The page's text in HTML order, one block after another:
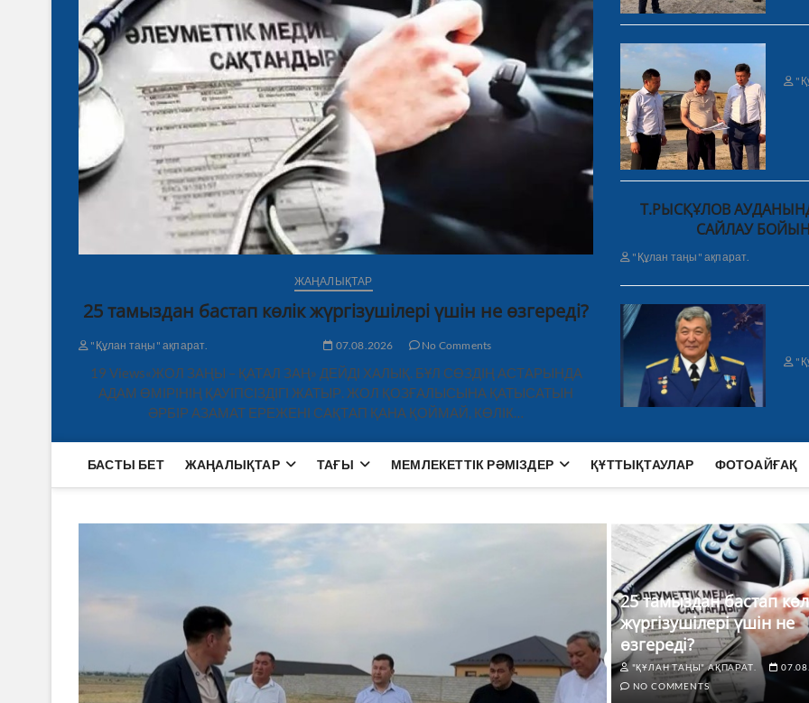
ЖАҢАЛЫҚТАР
25 тамыздан бастап көлік жүргізушілері үшін не өзгереді?
"Құлан таңы" ақпарат. 07.08.2026 No Comments
19 Views«ЖОЛ ЗАҢЫ – ҚАТАЛ ЗАҢ» ДЕЙДІ ХАЛЫҚ. БҰЛ СӨЗДІҢ АСТАРЫНДА
АДАМ ӨМІРІНІҢ ҚАУІПСІЗДІГІ ЖАТЫР. ЖОЛ ҚОЗҒАЛЫСЫНА ҚАТЫСАТЫН
ӘРБІР АЗАМАТ ЕРЕЖЕНІ САҚТАП ҚАНА ҚОЙМАЙ, КӨЛІК…
Т.РЫСҚҰЛОВ
САЙЛАУ
"Құлан таңы" ақпарат.
БАСТЫ БЕТ ЖАҢАЛЫҚТАР ТАҒЫ МЕМЛЕКЕТТІК РӘМІЗДЕР ҚҰТТЫҚТАУЛАР ФОТОАЙҒАҚ
25 тамыздан бастап
жүргізушілері үшін не
өзгереді?
"ҚҰЛАН ТАҢЫ" АҚПАРАТ.
NO COMMENTS